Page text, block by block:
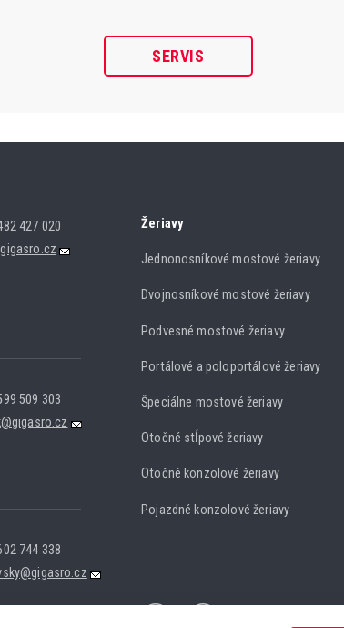
SERVIS
427 020
509 303
744 338
Žeriavy
Jednonosníkové mostové žeriavy
Dvojnosníkové mostové žeriavy
Podvesné mostové žeriavy
Portálové a poloportálové žeriavy
Špeciálne mostové žeriavy
Otočné stĺpové žeriavy
Otočné konzolové žeriavy
Pojazdné konzolové žeriavy